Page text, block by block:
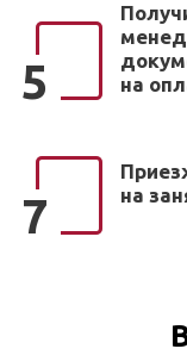
5
на
7
на